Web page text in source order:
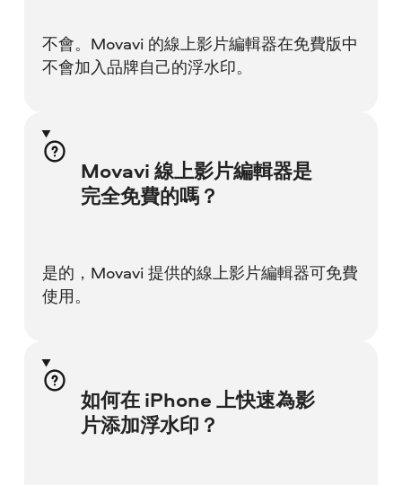
不會。Movavi 的線上影片編輯器在免費版中
不會加入品牌自己的浮水印。
Movavi 線上影片編輯器是
完全免費的嗎？
是的，Movavi 提供的線上影片編輯器可免費
使用。
如何在 iPhone 上快速為影
片添加浮水印？